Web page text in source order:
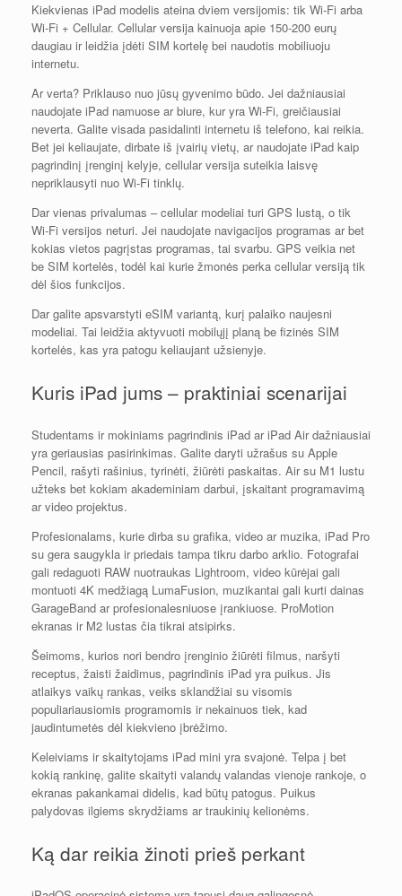
Kiekvienas iPad modelis ateina dviem versijomis: tik Wi-Fi arba
Wi-Fi + Cellular. Cellular versija kainuoja apie 150-200 eurų
daugiau ir leidžia įdėti SIM kortelę bei naudotis mobiliuoju
internetu.
Ar verta? Priklauso nuo jūsų gyvenimo būdo. Jei dažniausiai
naudojate iPad namuose ar biure, kur yra Wi-Fi, greičiausiai
neverta. Galite visada pasidalinti internetu iš telefono, kai reikia.
Bet jei keliaujate, dirbate iš įvairių vietų, ar naudojate iPad kaip
pagrindinį įrenginį kelyje, cellular versija suteikia laisvę
nepriklausyti nuo Wi-Fi tinklų.
Dar vienas privalumas – cellular modeliai turi GPS lustą, o tik
Wi-Fi versijos neturi. Jei naudojate navigacijos programas ar bet
kokias vietos pagrįstas programas, tai svarbu. GPS veikia net
be SIM kortelės, todėl kai kurie žmonės perka cellular versiją tik
dėl šios funkcijos.
Dar galite apsvarstyti eSIM variantą, kurį palaiko naujesni
modeliai. Tai leidžia aktyvuoti mobilųjį planą be fizinės SIM
kortelės, kas yra patogu keliaujant užsienyje.
Kuris iPad jums – praktiniai scenarijai
Studentams ir mokiniams pagrindinis iPad ar iPad Air dažniausiai
yra geriausias pasirinkimas. Galite daryti užrašus su Apple
Pencil, rašyti rašinius, tyrinėti, žiūrėti paskaitas. Air su M1 lustu
užteks bet kokiam akademiniam darbui, įskaitant programavimą
ar video projektus.
Profesionalams, kurie dirba su grafika, video ar muzika, iPad Pro
su gera saugykla ir priedais tampa tikru darbo arklio. Fotografai
gali redaguoti RAW nuotraukas Lightroom, video kūrėjai gali
montuoti 4K medžiagą LumaFusion, muzikantai gali kurti dainas
GarageBand ar profesionalesniuose įrankiuose. ProMotion
ekranas ir M2 lustas čia tikrai atsipirks.
Šeimoms, kurios nori bendro įrenginio žiūrėti filmus, naršyti
receptus, žaisti žaidimus, pagrindinis iPad yra puikus. Jis
atlaikys vaikų rankas, veiks sklandžiai su visomis
populiariausiomis programomis ir nekainuos tiek, kad
jaudintumetės dėl kiekvieno įbrėžimo.
Keleiviams ir skaitytojams iPad mini yra svajonė. Telpa į bet
kokią rankinę, galite skaityti valandų valandas vienoje rankoje, o
ekranas pakankamai didelis, kad būtų patogus. Puikus
palydovas ilgiems skrydžiams ar traukinių kelionėms.
Ką dar reikia žinoti prieš perkant